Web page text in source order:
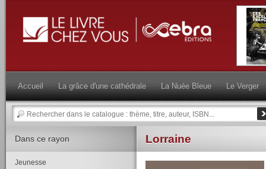
Accueil La grâce d'une cathédrale La Nuée Bleue Le Verger
Lorraine
Dans ce rayon
Jeunesse